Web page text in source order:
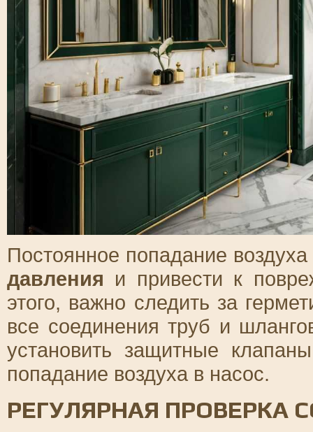
Постоянное попадание
давления и привести к
этого, важно следить за
все соединения труб и
установить защитные
попадание воздуха в насос.
РЕГУЛЯРНАЯ ПРОВЕРКА